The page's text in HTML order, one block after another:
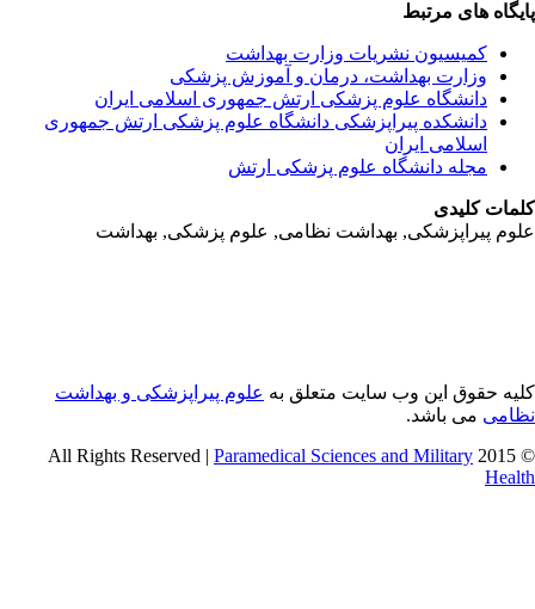
های مرتبط
کمیسیون نشریات وزارت بهداشت
وزارت بهداشت، درمان و آموزش پزشکی
دانشگاه علوم پزشکی ارتش جمهوری اسلامی ایران
دانشکده پیراپزشکی دانشگاه علوم پزشکی ارتش جمهوری
اسلامی ایران
مجله دانشگاه علوم پزشکی ارتش
کلیدی
پیراپزشکی, بهداشت نظامی, علوم پزشکی, بهداشت
حقوق این وب سایت متعلق بهعلوم پیراپزشکی و بهداشت
می باشد.
©
Paramedical Sciences and Military